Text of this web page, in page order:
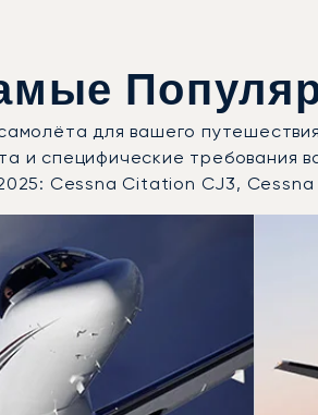
для вашего
и специфические
Cessna Citation CJ3,
«Лиепая» : 3 наиболее
Скорость (узлы)